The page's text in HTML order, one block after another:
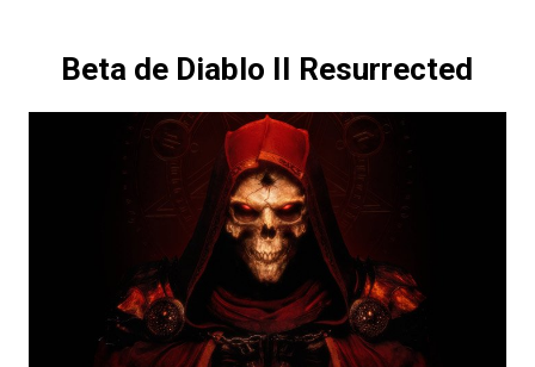
Beta de Diablo II Resurrected